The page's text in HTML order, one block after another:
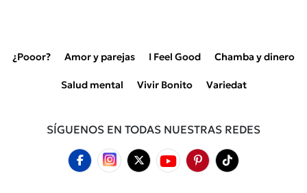
¿Pooor? Amor y parejas I Feel Good Chamba y dinero
Salud mental Vivir Bonito Variedat
SÍGUENOS EN TODAS NUESTRAS REDES